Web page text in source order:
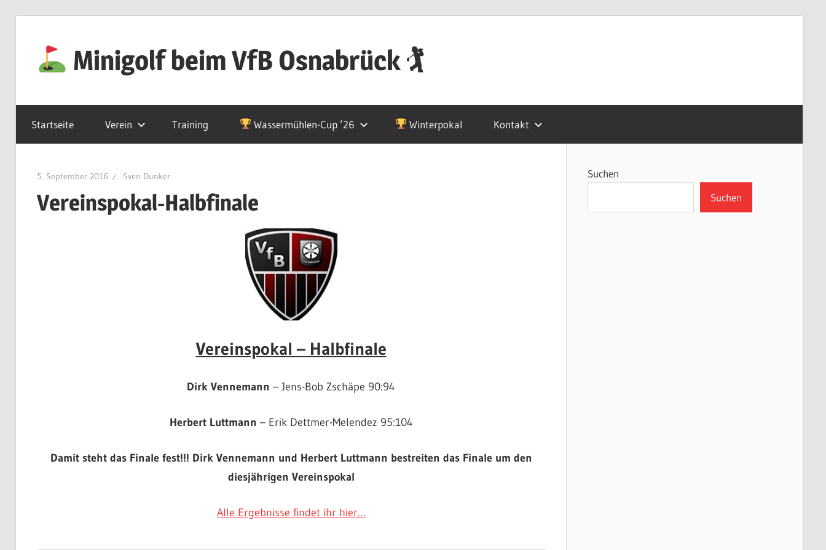
springen
Minigolf beim VfB Osnabrück 🏌
Startseite Verein Training Wassermühlen-Cup ’26 Winterpokal Kontakt
5. September 2016 Sven Dunker
Vereinspokal-Halbfinale
Vereinspokal – Halbfinale
Dirk Vennemann – Jens-Bob Zschäpe 90:94
Herbert Luttmann – Erik Dettmer-Melendez 95:104
Damit steht das Finale fest!!! Dirk Vennemann und Herbert Luttmann bestreiten das Finale um den
diesjährigen Vereinspokal
Alle Ergebnisse findet ihr hier…
Suchen
Suchen